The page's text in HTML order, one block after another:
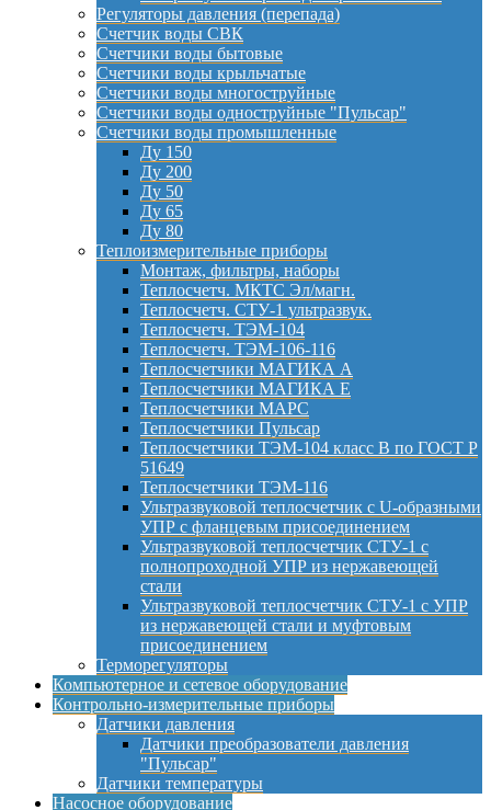
Регуляторы давления (перепада)
Счетчик воды СВК
Счетчики воды бытовые
Счетчики воды крыльчатые
Счетчики воды многоструйные
Счетчики воды одноструйные "Пульсар"
Счетчики воды промышленные
Ду 150
Ду 200
Ду 50
Ду 65
Ду 80
Теплоизмерительные приборы
Монтаж, фильтры, наборы
Теплосчетч. МКТС Эл/магн.
Теплосчетч. СТУ-1 ультразвук.
Теплосчетч. ТЭМ-104
Теплосчетч. ТЭМ-106-116
Теплосчетчики МАГИКА А
Теплосчетчики МАГИКА Е
Теплосчетчики МАРС
Теплосчетчики Пульсар
Теплосчетчики ТЭМ-104 класс B по ГОСТ Р
51649
Теплосчетчики ТЭМ-116
Ультразвуковой теплосчетчик с U-образными
УПР с фланцевым присоединением
Ультразвуковой теплосчетчик СТУ-1 с
полнопроходной УПР из нержавеющей
стали
Ультразвуковой теплосчетчик СТУ-1 с УПР
из нержавеющей стали и муфтовым
присоединением
Терморегуляторы
Компьютерное и сетевое оборудование
Контрольно-измерительные приборы
Датчики давления
Датчики преобразователи давления
"Пульсар"
Датчики температуры
Насосное оборудование